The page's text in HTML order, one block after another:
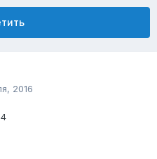
2016